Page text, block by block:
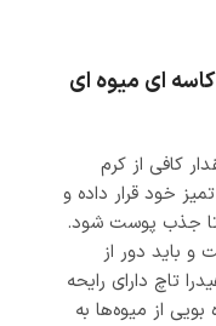
ای میوه ای
کافی از کرم
خود قرار داده و
جذب پوست شود.
باید دور از
تاچ دارای رایحه‌
از میوه‌ها به